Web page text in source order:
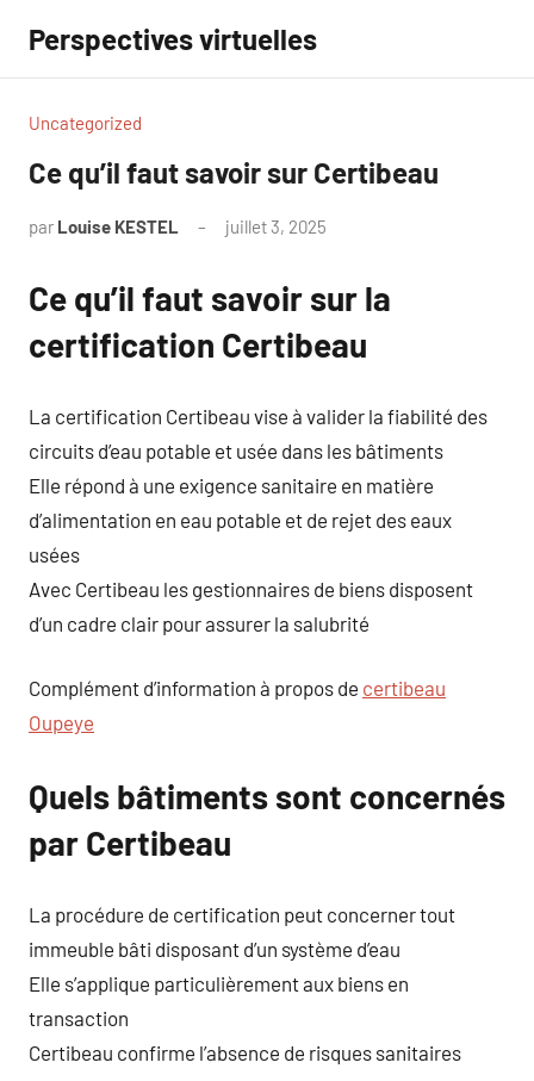
contenu
Perspectives virtuelles
Uncategorized
Ce qu’il faut savoir sur Certibeau
par Louise KESTEL juillet 3, 2025
Ce qu’il faut savoir sur la
certification Certibeau
La certification Certibeau vise à valider la fiabilité des
circuits d’eau potable et usée dans les bâtiments
Elle répond à une exigence sanitaire en matière
d’alimentation en eau potable et de rejet des eaux
usées
Avec Certibeau les gestionnaires de biens disposent
d’un cadre clair pour assurer la salubrité
Complément d’information à propos de certibeau
Oupeye
Quels bâtiments sont concernés
par Certibeau
La procédure de certification peut concerner tout
immeuble bâti disposant d’un système d’eau
Elle s’applique particulièrement aux biens en
transaction
Certibeau confirme l’absence de risques sanitaires